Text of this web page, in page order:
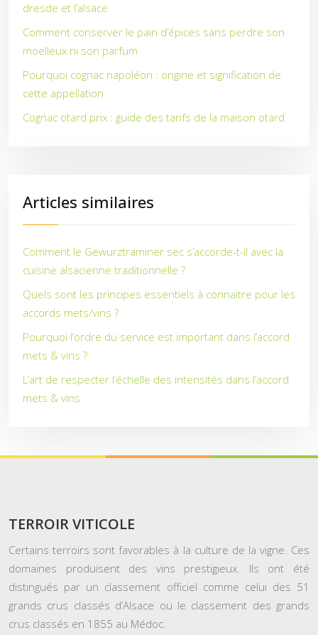
dresde et l’alsace
Comment conserver le pain d’épices sans perdre son
moelleux ni son parfum
Pourquoi cognac napoléon : origine et signification de
cette appellation
Cognac otard prix : guide des tarifs de la maison otard
Articles similaires
Comment le Gewurztraminer sec s’accorde-t-il avec la
cuisine alsacienne traditionnelle ?
Quels sont les principes essentiels à connaitre pour les
accords mets/vins ?
Pourquoi l’ordre du service est important dans l’accord
mets & vins ?
L’art de respecter l’échelle des intensités dans l’accord
mets & vins
TERROIR VITICOLE
Certains terroirs sont favorables à la culture de la vigne. Ces
domaines produisent des vins prestigieux. Ils ont été
distingués par un classement officiel comme celui des 51
grands crus classés d’Alsace ou le classement des grands
crus classés en 1855 au Médoc.